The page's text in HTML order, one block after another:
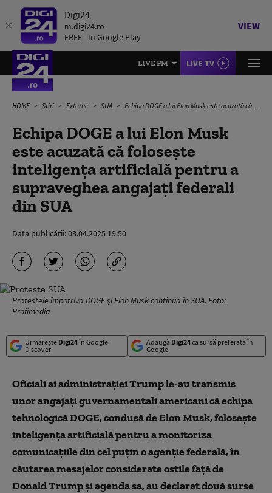
Digi24
m.digi24.ro
FREE - In Google Play
VIEW
LIVE FM LIVE TV
HOME Știri Externe SUA Echipa DOGE a lui Elon Musk este acuzată că foloseşte inteligenţa artificială pentru a supraveghea angajaţi federali din SUA
Echipa DOGE a lui Elon Musk
este acuzată că foloseşte
inteligenţa artificială pentru a
supraveghea angajaţi federali
din SUA
Data publicării:08.04.2025 19:50
Protestele împotriva DOGE și Elon Musk continuă în SUA. Foto:
Profimedia
Urmărește Digi24în Google
Discover
Adaugă Digi24ca sursă preferată în
Google
Oficiali ai administraţiei Trump le-au transmis
unor angajaţi guvernamentali americani că echipa
tehnologică DOGE, condusă de Elon Musk, foloseşte
inteligenţa artificială pentru a monitoriza
comunicaţiile din cel puţin o agenţie federală, în
căutarea mesajelor considerate ostile faţă de
Donald Trump şi agenda sa, au declarat două surse